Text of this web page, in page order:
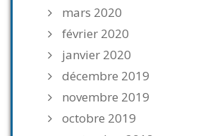
mars 2020
février 2020
janvier 2020
décembre 2019
novembre 2019
octobre 2019